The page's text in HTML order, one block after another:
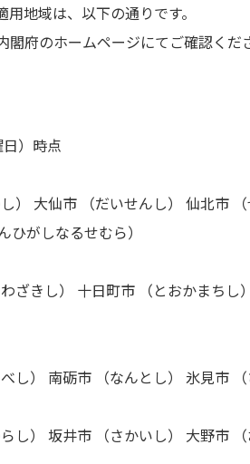
地域は、以下の通りです。
府のホームページにてご確認く
）時点
） 大仙市 （だいせんし） 仙北市
がしなるせむら）
ざきし） 十日町市 （とおかまち
し） 南砺市 （なんとし） 氷見市 （
し） 坂井市 （さかいし） 大野市